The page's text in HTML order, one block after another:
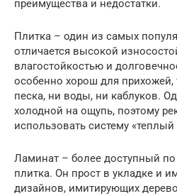
преимущества и недостатки.
Плитка – один из самых
отличается высокой
влагостойкостью и
особенно хорош для прихожей,
песка, ни воды, ни каблуков.
холодной на ощупь, поэтому
использовать систему «теплый
Ламинат – более доступный по
плитка. Он прост в укладке и
дизайнов, имитирующих